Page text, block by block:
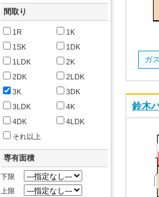
鈴木
間取り
1R
1K
1SK
1DK
1LDK
2K
2DK
2LDK
3K
3DK
3LDK
4K
4DK
4LDK
それ以上
専有面積
下限
上限